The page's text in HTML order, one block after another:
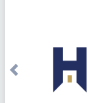
Previous